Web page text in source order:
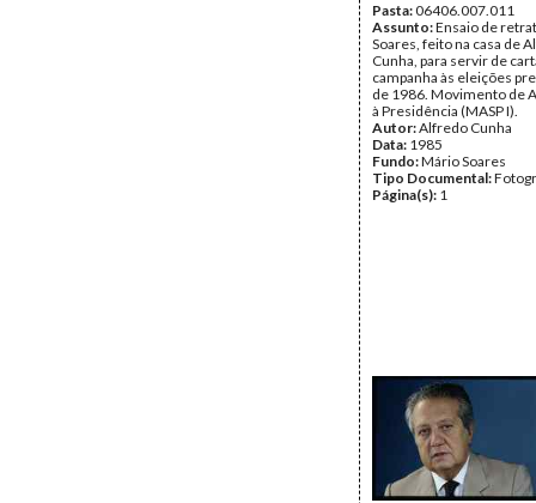
Pasta:06406.007.011
Assunto:Ensaio de
Soares, feito na casa de
Cunha, para servir de
campanha às eleições
de 1986. Movimento de
à Presidência (MASP I).
Autor:Alfredo Cunha
Data: 1985
Fundo:Mário Soares
Tipo Documental:
Página(s): 1